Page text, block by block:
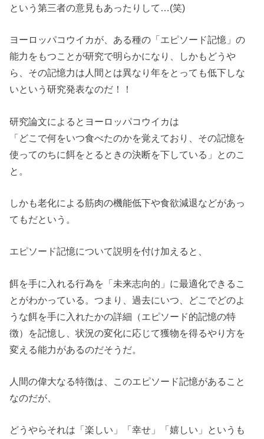
という第三者の意見もあったりして…(笑)
ヨーロッパコウイカが、ある種の「エピソード記憶」の
能力をもつことが研究で明らかになり、しかもどうや
ら、その記憶力は人間とは異なり年をとっても低下しな
いという研究発表なのだ！！
研究論文によるとヨーロッパコウイカは
「どこで何をいつ食べたのかを覚えており、その記憶を
使ってのちに餌をとるときの決断を下している」とのこ
と。
しかも老化による筋肉の機能低下や食欲減退などがあっ
てもだという。
エピソード記憶について説明を付け加えると、
餌を手に入れる行為を「未来志向的」に最適化できるこ
とがわかっている。つまり、過去にいつ、どこでどのよ
うな餌を手に入れたかの詳細（エピソード的記憶の特
徴）を記憶し、状況の変化に応じて獲物を得るやり方を
変える能力があるのだそうだ。
人間の偉大なる特徴は、このエピソード記憶があること
なのだが、
どうやらそれは「楽しい」「幸せ」「嬉しい」というも